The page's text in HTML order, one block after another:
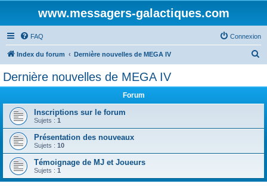
www.messagers-galactiques.com
FAQ Connexion
Index du forum Dernière nouvelles de MEGA IV
h
r
Dernière nouvelles de MEGA IV
Forum
Inscriptions sur le forum
Sujets : 1
Présentation des nouveaux
Sujets : 10
Témoignage de MJ et Joueurs
Sujets : 1